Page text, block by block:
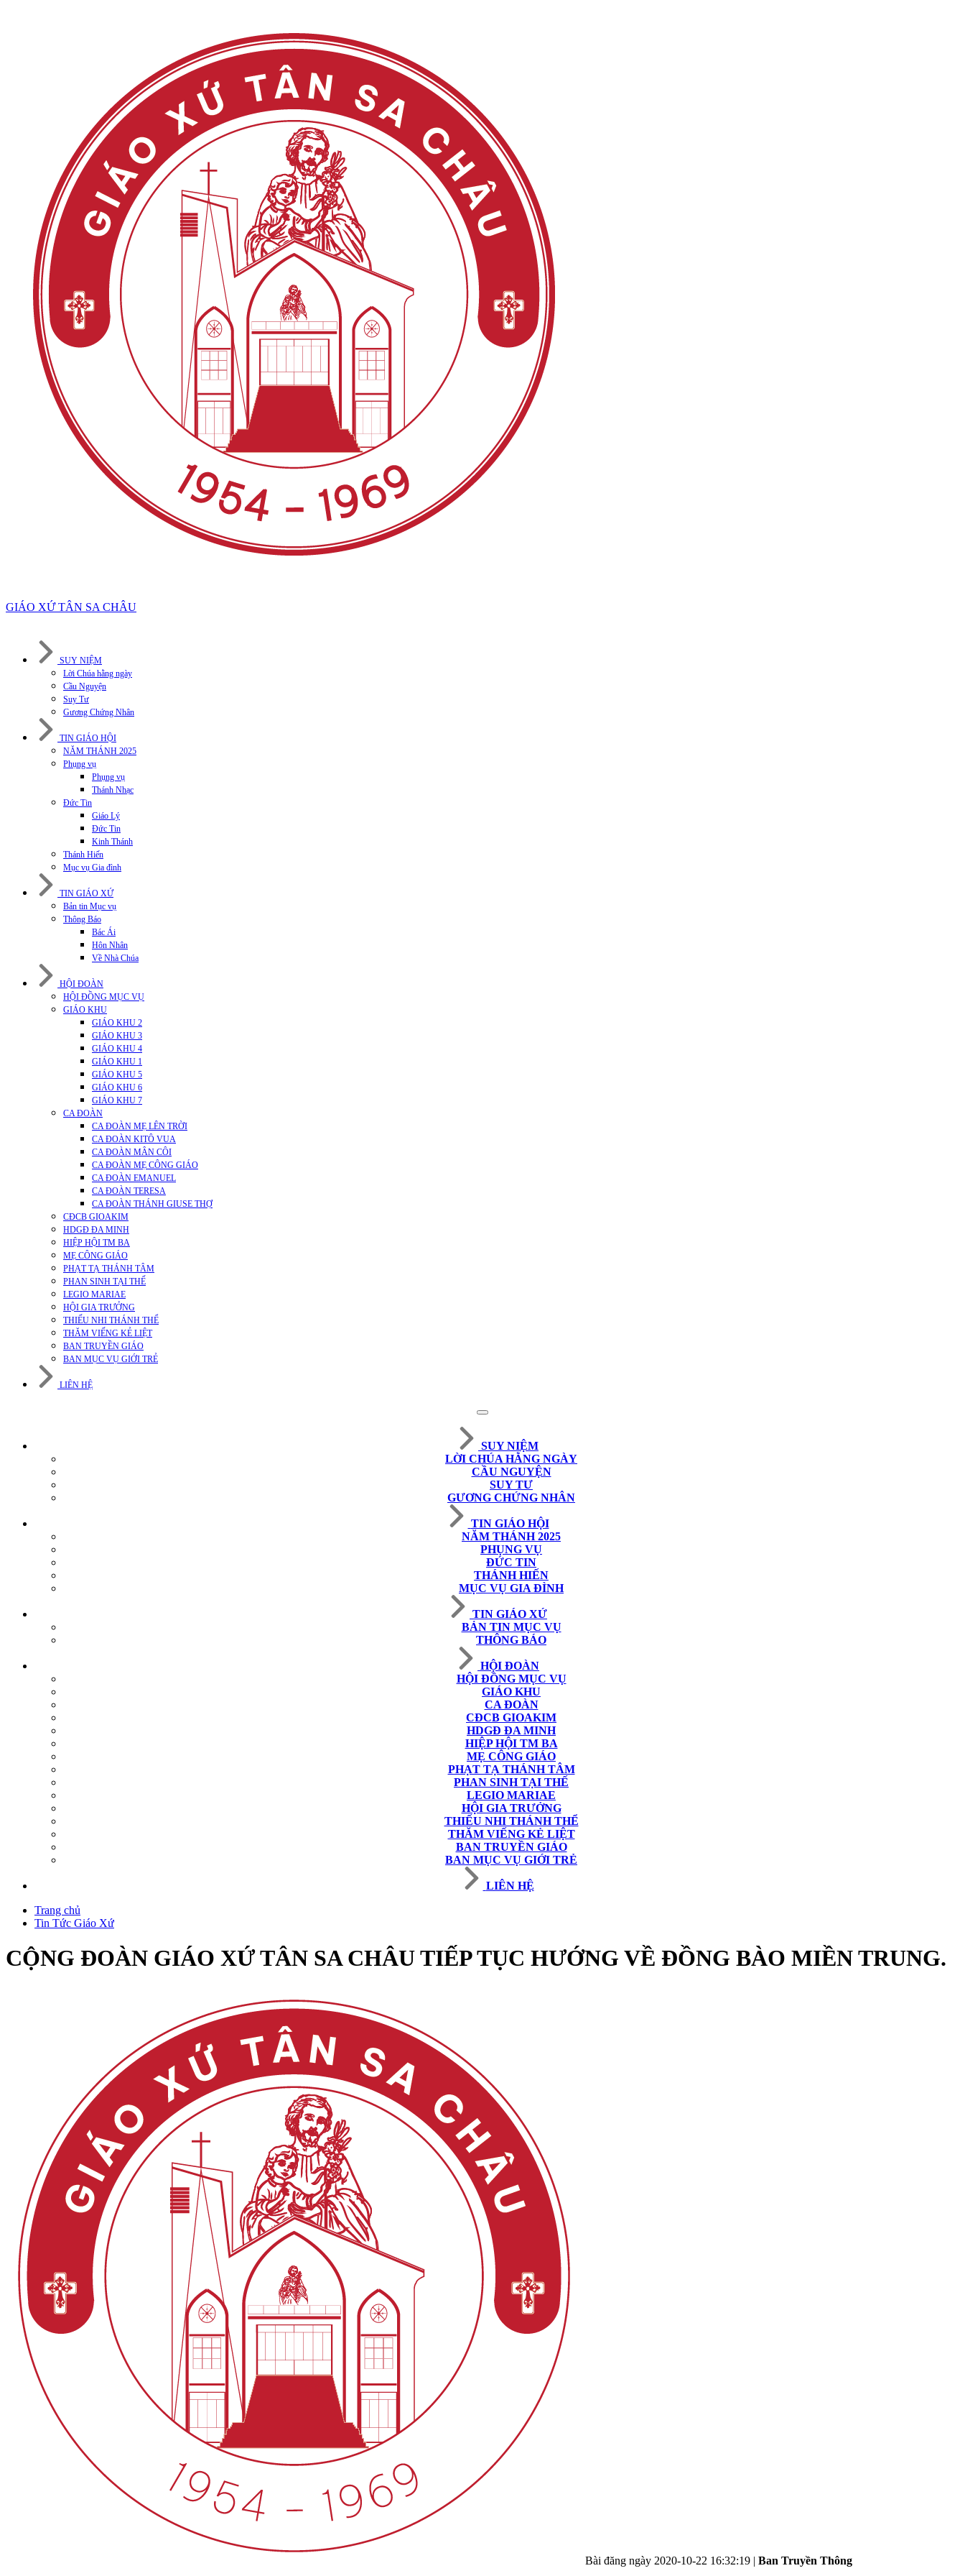
GIÁO XỨ TÂN SA CHÂU
SUY NIỆM
Lời Chúa hằng ngày
Cầu Nguyện
Suy Tư
Gương Chứng Nhân
TIN GIÁO HỘI
NĂM THÁNH 2025
Phụng vụ
Phụng vụ
Thánh Nhạc
Đức Tin
Giáo Lý
Đức Tin
Kinh Thánh
Thánh Hiến
Mục vụ Gia đình
TIN GIÁO XỨ
Bản tin Mục vụ
Thông Báo
Bác Ái
Hôn Nhân
Về Nhà Chúa
HỘI ĐOÀN
HỘI ĐỒNG MỤC VỤ
GIÁO KHU
GIÁO KHU 2
GIÁO KHU 3
GIÁO KHU 4
GIÁO KHU 1
GIÁO KHU 5
GIÁO KHU 6
GIÁO KHU 7
CA ĐOÀN
CA ĐOÀN MẸ LÊN TRỜI
CA ĐOÀN KITÔ VUA
CA ĐOÀN MÂN CÔI
CA ĐOÀN MẸ CÔNG GIÁO
CA ĐOÀN EMANUEL
CA ĐOÀN TERESA
CA ĐOÀN THÁNH GIUSE THỢ
CĐCB GIOAKIM
HDGĐ ĐA MINH
HIỆP HỘI TM BA
MẸ CÔNG GIÁO
PHẠT TẠ THÁNH TÂM
PHAN SINH TẠI THẾ
LEGIO MARIAE
HỘI GIA TRƯỞNG
THIẾU NHI THÁNH THỂ
THĂM VIẾNG KẺ LIỆT
BAN TRUYỀN GIÁO
BAN MỤC VỤ GIỚI TRẺ
LIÊN HỆ
SUY NIỆM
LỜI CHÚA HẰNG NGÀY
CẦU NGUYỆN
SUY TƯ
GƯƠNG CHỨNG NHÂN
TIN GIÁO HỘI
NĂM THÁNH 2025
PHỤNG VỤ
ĐỨC TIN
THÁNH HIẾN
MỤC VỤ GIA ĐÌNH
TIN GIÁO XỨ
BẢN TIN MỤC VỤ
THÔNG BÁO
HỘI ĐOÀN
HỘI ĐỒNG MỤC VỤ
GIÁO KHU
CA ĐOÀN
CĐCB GIOAKIM
HDGĐ ĐA MINH
HIỆP HỘI TM BA
MẸ CÔNG GIÁO
PHẠT TẠ THÁNH TÂM
PHAN SINH TẠI THẾ
LEGIO MARIAE
HỘI GIA TRƯỞNG
THIẾU NHI THÁNH THỂ
THĂM VIẾNG KẺ LIỆT
BAN TRUYỀN GIÁO
BAN MỤC VỤ GIỚI TRẺ
LIÊN HỆ
Trang chủ
Tin Tức Giáo Xứ
CỘNG ĐOÀN GIÁO XỨ TÂN SA CHÂU TIẾP TỤC HƯỚNG VỀ ĐỒNG BÀO MIỀN TRUNG.
Bài đăng ngày 2020-10-22 16:32:19 | Ban Truyền Thông